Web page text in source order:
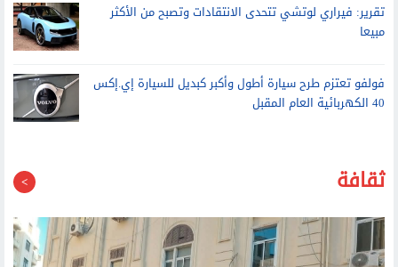
مبيعا
40 الكهربائية العام المقبل
ثقافة